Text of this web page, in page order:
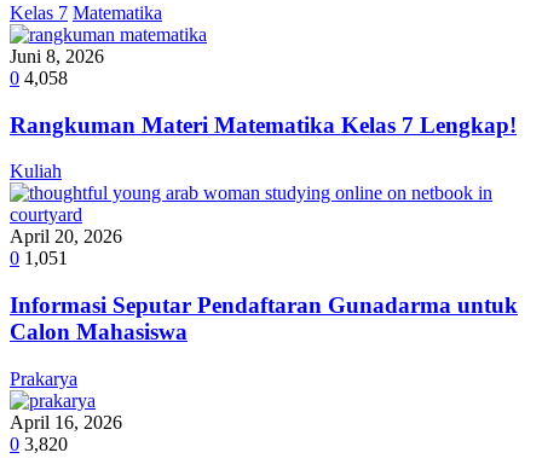
Kelas 7 Matematika
Juni 8, 2026
0 4,058
Rangkuman Materi Matematika Kelas 7 Lengkap!
Kuliah
April 20, 2026
0 1,051
Informasi Seputar Pendaftaran Gunadarma untuk
Calon Mahasiswa
Prakarya
April 16, 2026
0 3,820